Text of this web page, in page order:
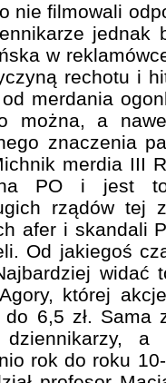
nie filmowali
jednak
w
rechotu i
merdania
można, a
znaczenia
merdia III
na PO i jest
rządów tej
afer i skandali
Od jakiegoś
widać
której
6,5 zł. Sama
a
rok do roku